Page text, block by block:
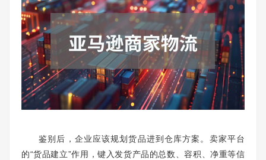
鉴别后，企业应该规划货品进到仓库方案。卖家平台
的“货品建立”作用，键入发货产品的总数、容积、净重等信